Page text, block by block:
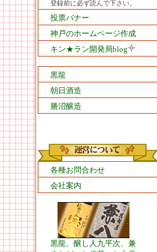
登録前に必ず読んで下さい。
投票バナー
神戸のホームページ作成
キン★ラン開発局blog
黒龍
朝日酒造
勝沼醸造
各種お問合わせ
会社案内
黒龍、醸し人九平次、兼